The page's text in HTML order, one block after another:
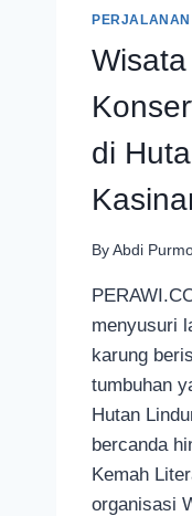
PERJALANAN
di
By Abdi
menyusuri
karung
tumbuhan
Hutan
bercanda
Kemah
organisasi